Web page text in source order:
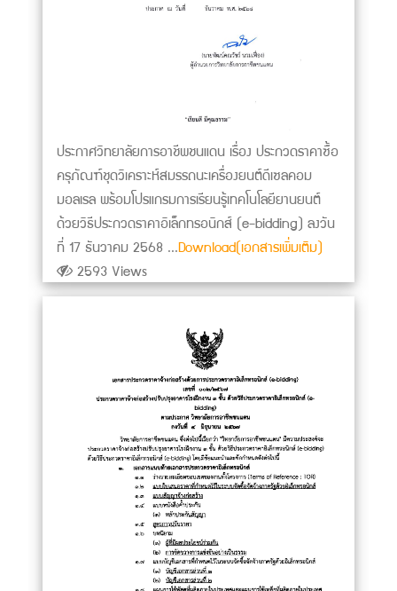
ประกาศวิทยาลัยการอาชีพชนแดน เรื่อง ประกวดราคาซื้อ
ครุภัณฑ์ชุดวิเคราะห์สมรรถนะเครื่องยนต์ดีเซลคอม
มอลเรล พร้อมโปรแกรมการเรียนรู้เทคโนโลยียานยนต์
ด้วยวิธีประกวดราคาอิเล็กทรอนิกส์ (e-bidding) ลงวัน
ที่ 17 ธันวาคม 2568 ...Download(เอกสารเพิ่มเติม)
2593 Views